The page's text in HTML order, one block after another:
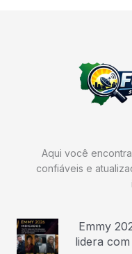
Aqui você
confiáveis e
Emmy
lidera com